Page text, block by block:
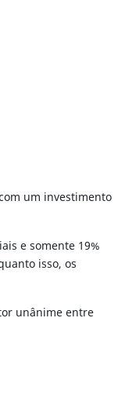
um investimento
e somente 19%
isso, os
unânime entre